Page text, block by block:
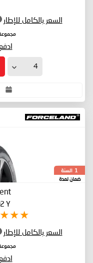
السعر بالكامل للإطار
ادفع
1 السنة
ضمان لمدة
Y
السعر بالكامل للإطار
ادفع